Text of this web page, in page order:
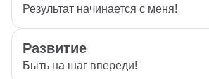
Результат начинается с меня!
Развитие
Быть на шаг впереди!